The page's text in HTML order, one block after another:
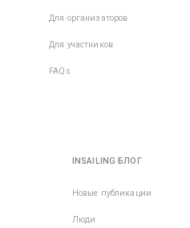
Для организаторов
Для участников
FAQs
INSAILING БЛОГ
Новые публикации
Люди